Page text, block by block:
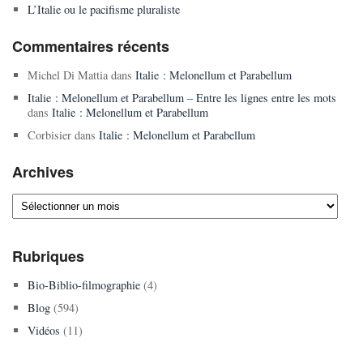
L’Italie ou le pacifisme pluraliste
Commentaires récents
Michel Di Mattiadans Italie : Melonellum et Parabellum
Italie : Melonellum et Parabellum – Entre les lignes entre les mots
dans Italie : Melonellum et Parabellum
Corbisierdans Italie : Melonellum et Parabellum
Archives
Archives
Rubriques
Bio-Biblio-filmographie(4)
Blog(594)
Vidéos (11)